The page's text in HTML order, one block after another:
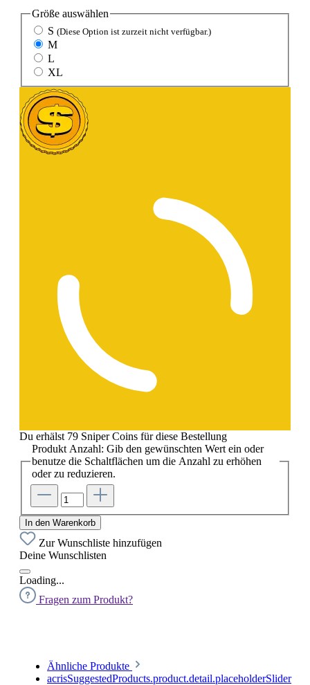
Größe auswählen
S (Diese Option ist zurzeit nicht verfügbar.)
M
L
XL
Du erhälst 79 Sniper Coins für diese Bestellung
Produkt Anzahl: Gib den gewünschten Wert ein oder
benutze die Schaltflächen um die Anzahl zu erhöhen
oder zu reduzieren.
In den Warenkorb
Zur Wunschliste hinzufügen
Deine Wunschlisten
Loading...
Fragen zum Produkt?
Ähnliche Produkte
acrisSuggestedProducts.product.detail.placeholderSlider